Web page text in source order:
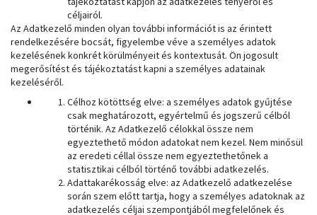
céljairól.
Az Adatkezelő minden olyan további információt is az érintett
rendelkezésére bocsát, figyelembe véve a személyes adatok
kezelésének konkrét körülményeit és kontextusát. Ön jogosult
megerősítést és tájékoztatást kapni a személyes adatainak
kezeléséről.
Célhoz kötöttség elve: a személyes adatok gyűjtése
csak meghatározott, egyértelmű és jogszerű célból
történik. Az Adatkezelő célokkal össze nem
egyeztethető módon adatokat nem kezel. Nem minősül
az eredeti céllal össze nem egyeztethetőnek a
statisztikai célból történő további adatkezelés.
Adattakarékosság elve: az Adatkezelő adatkezelése
során szem előtt tartja, hogy a személyes adatoknak az
adatkezelés céljai szempontjából megfelelőnek és